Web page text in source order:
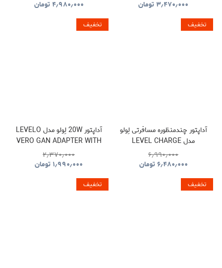
۳٫۴۷۰٫۰۰۰ تومان
۴٫۹۸۰٫۰۰۰ تومان
تخفیف
آداپتور چندمنظوره مسافرتی لِولو
مدل LEVEL CHARGE
TOWER GAN TRAVEL
ADAPTER
۶٫۹۹۰٫۰۰۰
۶٫۴۸۰٫۰۰۰تومان
تخفیف
آداپتور 20W لِولو مدل LEVELO
VERO GAN ADAPTER WITH
SINGLE TYPE-C PORT
۲٫۳۷۰٫۰۰۰
۱٫۹۹۰٫۰۰۰ تومان
تخفیف تخفیف